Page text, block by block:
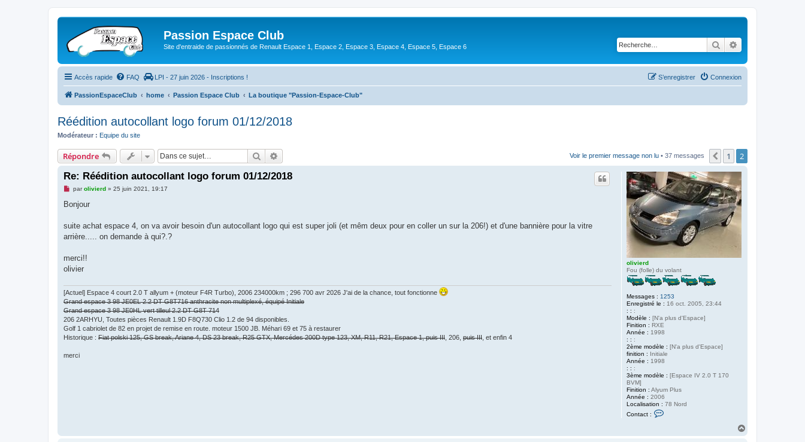
Passion Espace Club
Site d'entraide de passionnés de Renault Espace 1, Espace 2, Espace 3, Espace 4, Espace 5, Espace 6 Rechercher
Accès rapide FAQ LPI - 27 juin 2026 - Inscriptions ! Connexion
S’enregistrer
PassionEspaceClub home Passion Espace Club La boutique "Passion-Espace-Club"
Réédition autocollant logo forum 01/12/2018
Modérateur : Equipe du site
Répondre Rechercher Voir le premier message non lu • 37 messages Précédente
1 2
olivierd
Fou (folle) du volant
Messages : 1253
Enregistré le : 16 oct. 2005, 23:44
: : :
Modèle : [N'a plus d'Espace]
Finition : RXE
Année : 1998
: : :
2ème modèle : [N'a plus d'Espace]
finition : Initiale
Année : 1998
: : :
3ème modèle : [Espace IV 2.0 T 170
BVM]
Finition : Alyum Plus
Année : 2006
Localisation : 78 Nord
Contact :
Re: Réédition autocollant logo forum 01/12/2018
M
s
g
n
l
u
parolivierd» 25 juin 2021, 19:17
Bonjour
suite achat espace 4, on va avoir besoin d'un autocollant logo qui est super joli (et mêm deux pour en coller un sur la 206!) et d'une bannière pour la vitre
arrière..... on demande à qui?.?
merci!!
olivier
[Actuel] Espace 4 court 2.0 T allyum + (moteur F4R Turbo), 2006 234000km ; 296 700 avr 2026 J'ai de la chance, tout fonctionne
Grand espace 3 98 JE0EL 2.2 DT G8T716 anthracite non multiplexé, équipé Initiale
Grand espace 3 98 JE0HL vert tilleul 2.2 DT G8T 714
206 2ARHYU, Toutes pièces Renault 1.9D F8Q730 Clio 1.2 de 94 disponibles.
Golf 1 cabriolet de 82 en projet de remise en route. moteur 1500 JB. Méhari 69 et 75 à restaurer
Historique : Fiat polski 125, GS break, Ariane 4, DS 23 break, R25 GTX, Mercédes 200D type 123, XM, R11, R21, Espace 1, puis III , 206, puis III , et enfin 4
merci